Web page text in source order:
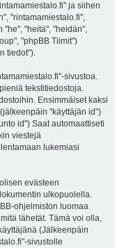
ja siihen
"rintamamiestalo.fi",
"he", "heitä", "heidän",
"phpBB Tiimit")
tiedot").
sivustoa.
tekstitiedostoja.
Ensimmäiset kaksi
"käyttäjän id")
id") Saat automaattiseti
viestejä
lukemiasi
evästeen
ulkopuolella.
ohjelmiston luomaa
lähetät. Tämä voi olla,
(Jälkeenpäin
sivustolle